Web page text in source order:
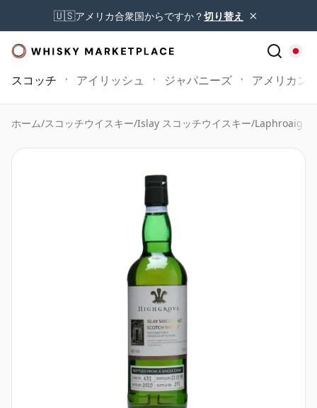
🇺🇸アメリカ合衆国からですか？切り替え ×
スコッチ アイリッシュ ジャパニーズ アメリカン
ホーム/スコッチウイスキー/Islay スコッチウイスキー/Laphroaig